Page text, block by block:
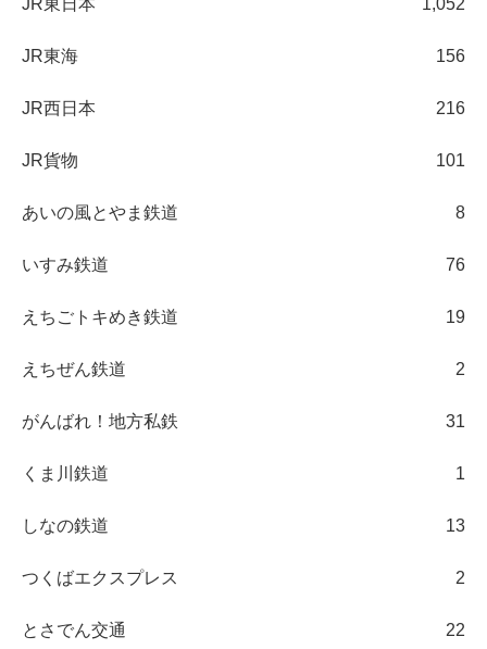
JR東海 156
JR西日本 216
JR貨物 101
あいの風とやま鉄道 8
いすみ鉄道 76
えちごトキめき鉄道 19
えちぜん鉄道 2
がんばれ！地方私鉄 31
くま川鉄道 1
しなの鉄道 13
つくばエクスプレス 2
とさでん交通 22